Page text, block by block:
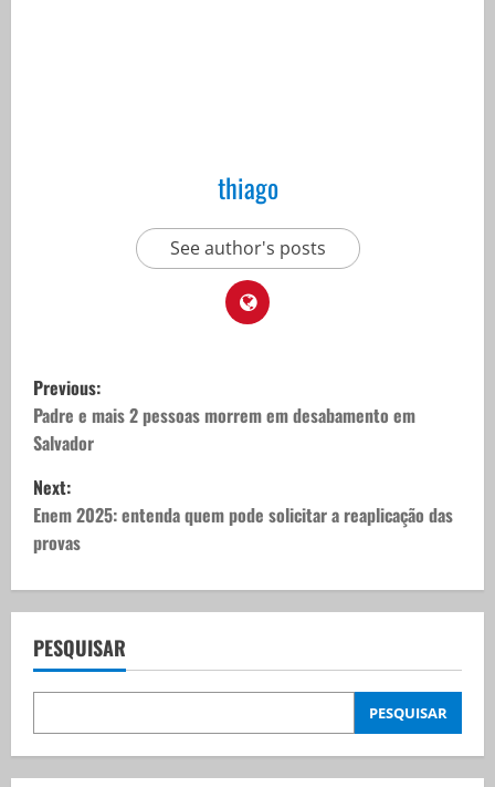
thiago
See author's posts
P
o
s
t
n
a
v
i
g
Previous:
Padre e mais 2 pessoas morrem em desabamento em
Salvador
Next:
Enem 2025: entenda quem pode solicitar a reaplicação das
provas
PESQUISAR
PESQUISAR